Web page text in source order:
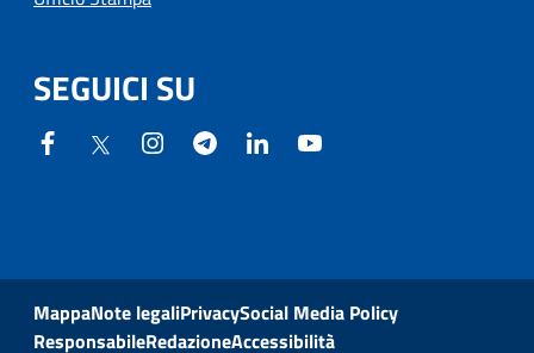
SEGUICI SU
MappaNote legaliPrivacySocial Media Policy
ResponsabileRedazioneAccessibilità